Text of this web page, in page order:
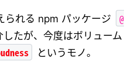
られる npm パッケージ
@
したが、今度はボリューム
というモノ。